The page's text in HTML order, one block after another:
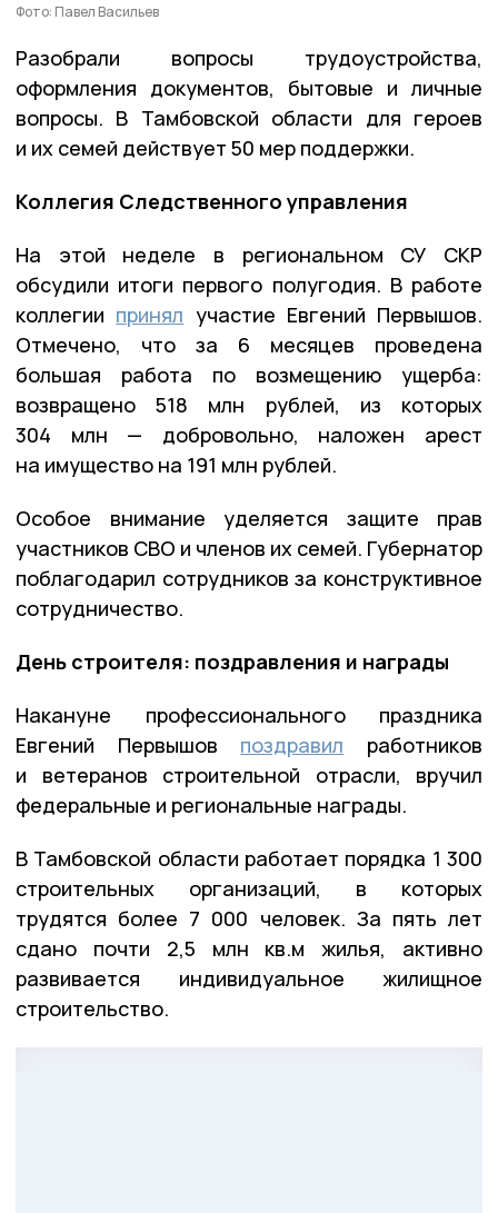
Фото: Павел Васильев
Разобрали вопросы трудоустройства,
оформления документов, бытовые и личные
вопросы. В Тамбовской области для героев
и их семей действует 50 мер поддержки.
Коллегия Следственного управления
На этой неделе в региональном СУ СКР
обсудили итоги первого полугодия. В работе
коллегии принял участие Евгений Первышов.
Отмечено, что за 6 месяцев проведена
большая работа по возмещению ущерба:
возвращено 518 млн рублей, из которых
304 млн — добровольно, наложен арест
на имущество на 191 млн рублей.
Особое внимание уделяется защите прав
участников СВО и членов их семей. Губернатор
поблагодарил сотрудников за конструктивное
сотрудничество.
День строителя: поздравления и награды
Накануне профессионального праздника
Евгений Первышов поздравил работников
и ветеранов строительной отрасли, вручил
федеральные и региональные награды.
В Тамбовской области работает порядка 1 300
строительных организаций, в которых
трудятся более 7 000 человек. За пять лет
сдано почти 2,5 млн кв.м жилья, активно
развивается индивидуальное жилищное
строительство.